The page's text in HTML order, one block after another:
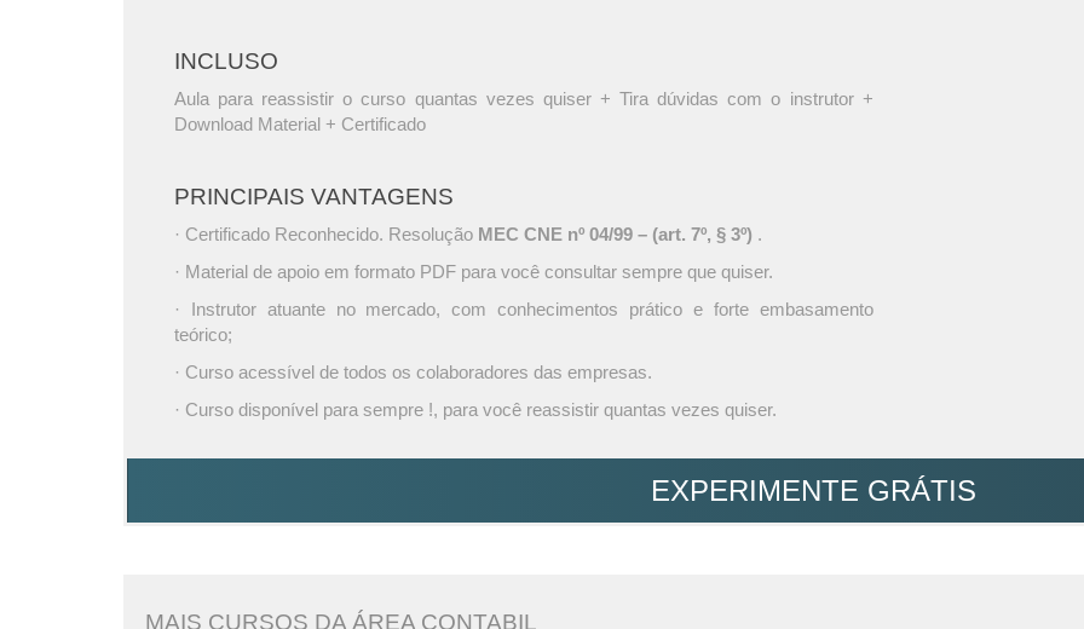
INCLUSO
Aula para reassistir o curso quantas vezes quiser + Tira dúvidas com o instrutor +
Download Material + Certificado
PRINCIPAIS VANTAGENS
· Certificado Reconhecido. Resolução MEC CNE nº 04/99 – (art. 7º, § 3º) .
· Material de apoio em formato PDF para você consultar sempre que quiser.
· Instrutor atuante no mercado, com conhecimentos prático e forte embasamento
teórico;
· Curso acessível de todos os colaboradores das empresas.
· Curso disponível para sempre !, para você reassistir quantas vezes quiser.
EXPERIMENTE GRÁTIS
MAIS CURSOS DA ÁREA CONTABIL